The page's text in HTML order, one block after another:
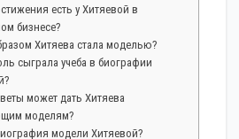
есть у Хитяевой в
бизнесе?
Хитяева стала моделью?
сыграла учеба в биографии
может дать Хитяева
моделям?
модели Хитяевой?